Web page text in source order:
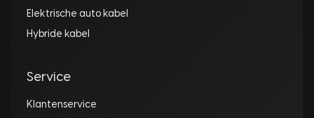
Elektrische auto kabel
Hybride kabel
Service
Klantenservice